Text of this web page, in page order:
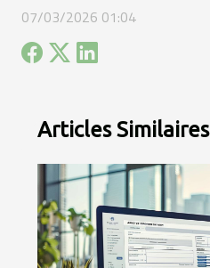
07/03/2026 01:04
Articles Similaires